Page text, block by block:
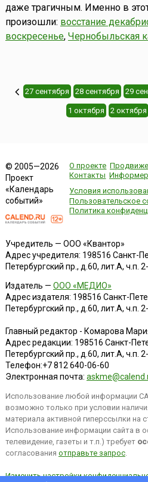
даже трагичным. Именно в
произошли: восстание
воскресенье, Чернобыльская
27 сентября 28 сентября 29
1 октября 2 октября
© 2005—2026
Проект
«Календарь
событий»
О проекте
Контакты
Условия
Пользовательское
Политика
Учредитель — ООО «Квантор»
Адрес учредителя: 198516 Санкт-
Петербургский пр., д.60, лит.А, ч.п.
Издатель — ООО «МЕДИО»
Адрес издателя: 198516 Санкт-
Петербургский пр., д.60, лит.А, ч.п.
Главный редактор - Комарова
Адрес редакции: 198516 Санкт-
Петербургский пр., д.60, лит.А, ч.п.
Телефон:+7 812 640-06-60
Электронная почта:
Использование любой информации
возможно только при условии
материала активной гиперссылки на
Использование информации сайта в
телевидение, газеты и т.п.) требует
согласования отправьте запрос.
Изменить настройки